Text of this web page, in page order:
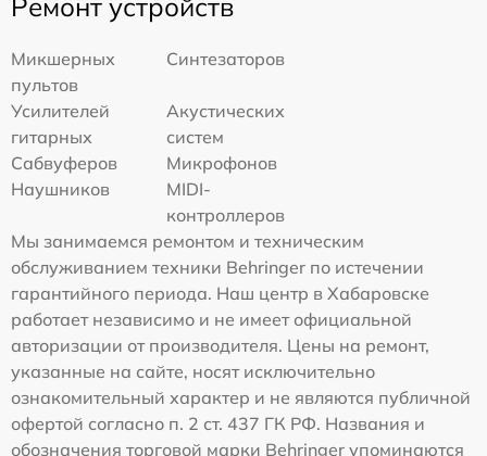
Микшерных
пультов
Синтезаторов
Усилителей
гитарных
Акустических
систем
Сабвуферов
Микрофонов
Наушников
MIDI-
контроллеров
Мы занимаемся ремонтом и техническим
обслуживанием техники Behringer по истечении
гарантийного периода. Наш центр в Хабаровске
работает независимо и не имеет официальной
авторизации от производителя. Цены на ремонт,
указанные на сайте, носят исключительно
ознакомительный характер и не являются публичной
офертой согласно п. 2 ст. 437 ГК РФ. Названия и
обозначения торговой марки Behringer упоминаются